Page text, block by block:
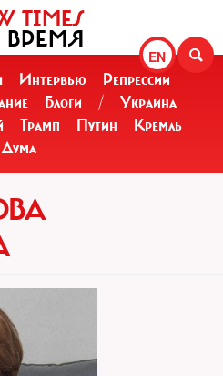
EN
TIMES
Интервью
Репрессии
Блоги /
Украина
Трамп Путин
Кремль
Дума